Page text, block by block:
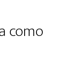
como